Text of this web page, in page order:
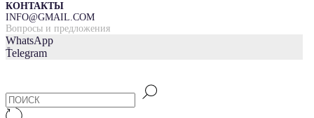
=
КОНТАКТЫ
INFO@GMAIL.COM
Вопросы и предложения
WhatsApp
Telegram